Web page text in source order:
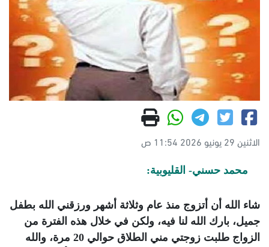
الاثنين 29 يونيو 2026 11:54 ص
محمد حسني- القليوبية:
شاء الله أن أتزوج منذ عام وثلاثة أشهر ورزقني الله بطفل
جميل، بارك الله لنا فيه، ولكن في خلال هذه الفترة من
الزواج طلبت زوجتي مني الطلاق حوالي 20 مرة، والله